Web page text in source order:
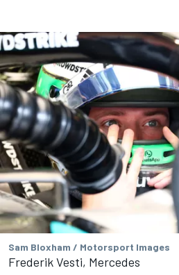
Sam Bloxham / Motorsport Images
Frederik Vesti, Mercedes